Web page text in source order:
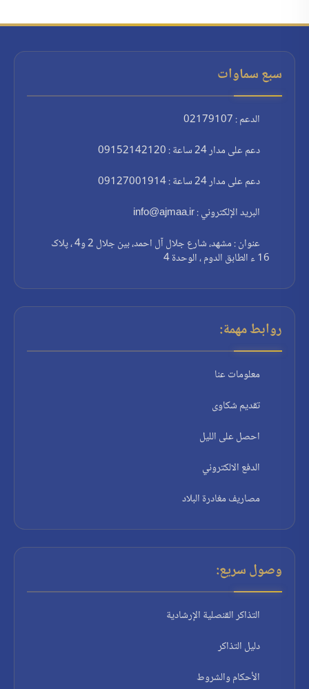
سبع سماوات
الدعم : 02179107
دعم على مدار 24 ساعة : 09152142120
دعم على مدار 24 ساعة : 09127001914
البريد الإلكتروني : info@ajmaa.ir
عنوان : مشهد، شارع جلال آل احمد، بين جلال 2 و4 ، پلاک
16 ء الطابق الدوم ، الوحدة 4
روابط مهمة:
معلومات عنا
تقديم شكاوى
احصل على الليل
الدفع الالكتروني
مصاريف مغادرة البلاد
وصول سريع:
التذاكر القنصلية الإرشادية
دليل التذاكر
الأحكام والشروط